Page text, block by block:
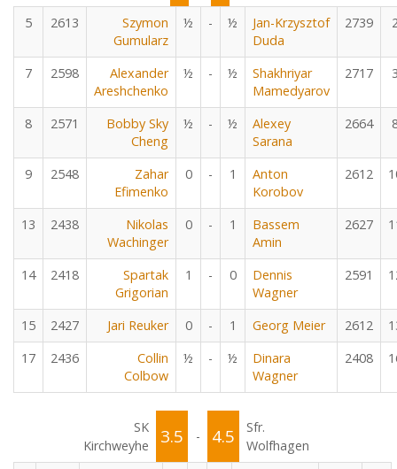
5 2613
Szymon
Gumularz
½ - ½
Jan-Krzysztof
Duda
2739
7 2598
Alexander
Areshchenko
½ - ½
Shakhriyar
Mamedyarov
2717
8 2571
Bobby Sky
Cheng
½ - ½
Alexey
Sarana
2664
9 2548
Zahar
Efimenko
0 - 1
Anton
Korobov
2612
13 2438
Nikolas
Wachinger
0 - 1
Bassem
Amin
2627
14 2418
Spartak
Grigorian
1 - 0
Dennis
Wagner
2591
15 2427 Jari Reuker 0 - 1 Georg Meier 2612
17
2436
Collin
Colbow
½ - ½
Dinara
Wagner
2408
SK
Kirchweyhe
3.5 - 4.5
Sfr.
Wolfhagen